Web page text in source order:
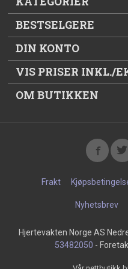
BESTSELGERE
DIN KONTO
VIS PRISER INKL./
OM BUTIKKEN
Frakt
Nyhetsbrev
Hjertevakten Norge AS
53482050 -